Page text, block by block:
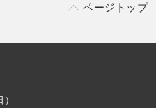
ページトップ